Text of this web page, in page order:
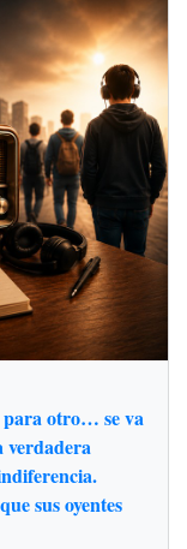
para otro… se va
verdadera
sus oyentes